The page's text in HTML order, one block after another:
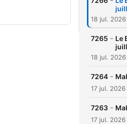
18 jul. 2026
7265 - Le
18 jul. 2026
7264 -
17 jul. 2026
7263 -
17 jul. 2026